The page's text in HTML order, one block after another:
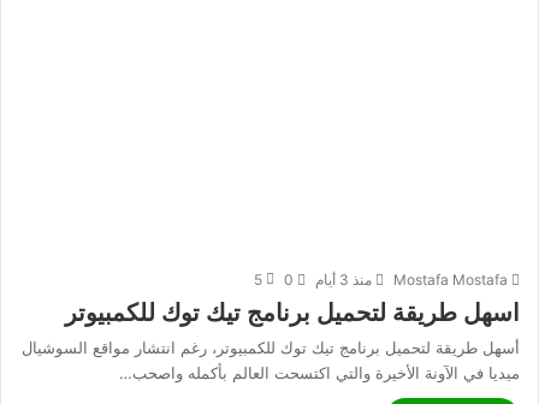
Mostafa Mostafa منذ 3 أيام 0
5
اسهل طريقة لتحميل برنامج تيك توك للكمبيوتر
أسهل طريقة لتحميل برنامج تيك توك للكمبيوتر، رغم انتشار مواقع السوشيال
ميديا في الآونة الأخيرة والتي اكتسحت العالم بأكمله واصحب…